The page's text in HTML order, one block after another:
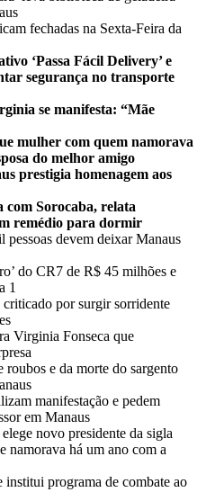
fechadas na Sexta-Feira da
‘Passa Fácil Delivery’ e
segurança no transporte
se manifesta: “Mãe
mulher com quem namorava
do melhor amigo
prestigia homenagem aos
Sorocaba, relata
remédio para dormir
pessoas devem deixar Manaus
do CR7 de R$ 45 milhões e
1
por surgir sorridente
Virginia Fonseca que
e da morte do sargento
manifestação e pedem
em Manaus
novo presidente da sigla
namorava há um ano com a
institui programa de combate ao